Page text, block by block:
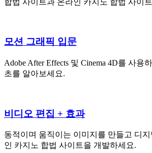
모션 그래픽 입문
Adobe After Effects 및 Cinema 4D를 사용
초를 알아보세요.
비디오 편집 + 효과
동적이며 움직이는 이미지를 만들고 디
인 카지노 합법 사이트을 개발하세요.